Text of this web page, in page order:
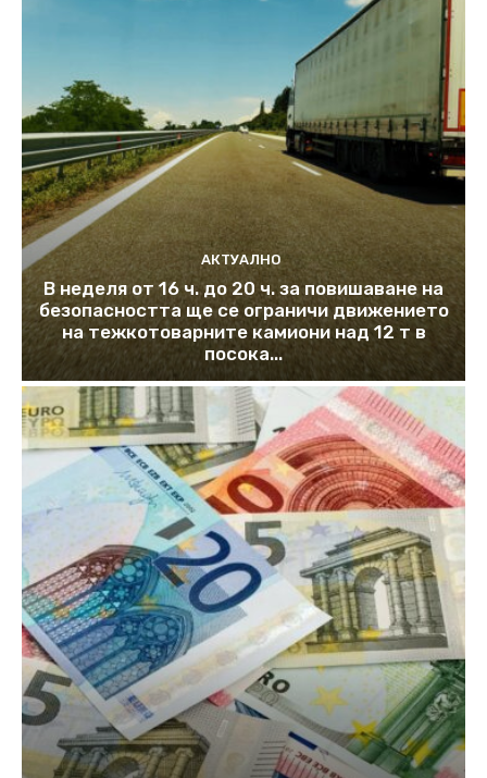
АКТУАЛНО
В неделя от 16 ч. до 20 ч. за повишаване на
безопасността ще се ограничи движението
на тежкотоварните камиони над 12 т в
посока...